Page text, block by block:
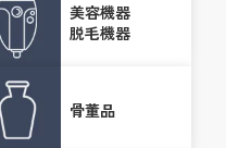
美容機器
脱毛機器
骨董品